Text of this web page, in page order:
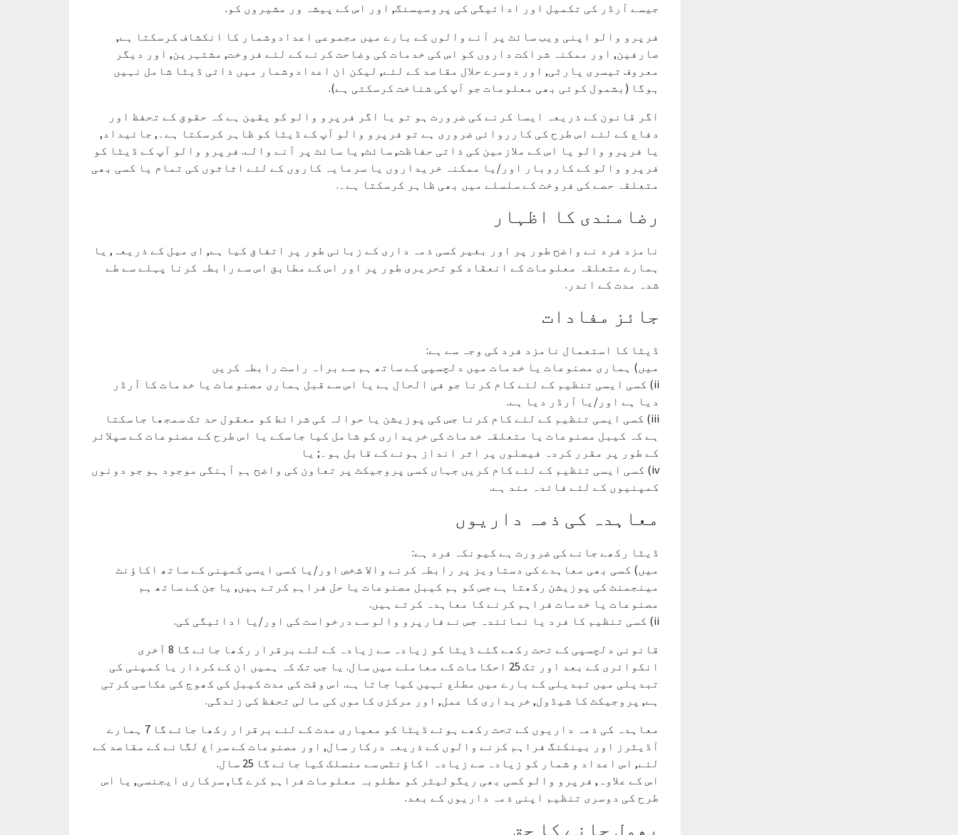
جیسے آرڈر کی تکمیل اور ادائیگی کی پروسیسنگ, اور اس کے پیشہ ور مشیروں کو.
فرپرو والو اپنی ویب سائٹ پر آنے والوں کے بارے میں مجموعی اعدادوشمار کا انکشاف کرسکتا ہے,
صارفین, اور ممکنہ شراکت داروں کو اس کی خدمات کی وضاحت کرنے کے لئے فروخت, مشتہرین, اور دیگر
معروف تیسری پارٹی, اور دوسرے حلال مقاصد کے لئے, لیکن ان اعدادوشمار میں ذاتی ڈیٹا شامل نہیں
ہوگا (بشمول کوئی بھی معلومات جو آپ کی شناخت کرسکتی ہے).
اگر قانون کے ذریعہ ایسا کرنے کی ضرورت ہو تو یا اگر فرپرو والو کو یقین ہے کہ حقوق کے تحفظ اور
دفاع کے لئے اس طرح کی کارروائی ضروری ہے تو فرپرو والو آپ کے ڈیٹا کو ظاہر کرسکتا ہے۔, جائیداد,
یا فرپرو والو یا اس کے ملازمین کی ذاتی حفاظت, سائٹ, یا سائٹ پر آنے والے. فرپرو والو آپ کے ڈیٹا کو
فرپرو والو کے کاروبار اور/یا ممکنہ خریداروں یا سرمایہ کاروں کے لئے اثاثوں کی تمام یا کسی بھی
متعلقہ حصے کی فروخت کے سلسلے میں بھی ظاہر کرسکتا ہے۔.
رضامندی کا اظہار
نامزد فرد نے واضح طور پر اور بغیر کسی ذمہ داری کے زبانی طور پر اتفاق کیا ہے, ای میل کے ذریعہ, یا
ہمارے متعلقہ معلومات کے انعقاد کو تحریری طور پر اور اس کے مطابق اس سے رابطہ کرنا پہلے سے طے
شدہ مدت کے اندر.
جائز مفادات
ڈیٹا کا استعمال نامزد فرد کی وجہ سے ہے:
میں) ہماری مصنوعات یا خدمات میں دلچسپی کے ساتھ ہم سے براہ راست رابطہ کریں
ii) کسی ایسی تنظیم کے لئے کام کرنا جو فی الحال ہے یا اس سے قبل ہماری مصنوعات یا خدمات کا آرڈر
دیا ہے اور/یا آرڈر دیا ہے.
iii) کسی ایسی تنظیم کے لئے کام کرنا جس کی پوزیشن یا حوالہ کی شرائط کو معقول حد تک سمجھا جاسکتا
ہے کہ کیبل مصنوعات یا متعلقہ خدمات کی خریداری کو شامل کیا جاسکے یا اس طرح کے مصنوعات کے سپلائر
کے طور پر مقرر کردہ فیصلوں پر اثر انداز ہونے کے قابل ہو۔; یا
iv) کسی ایسی تنظیم کے لئے کام کریں جہاں کسی پروجیکٹ پر تعاون کی واضح ہم آہنگی موجود ہو جو دونوں
کمپنیوں کے لئے فائدہ مند ہے.
معاہدہ کی ذمہ داریوں
ڈیٹا رکھے جانے کی ضرورت ہے کیونکہ فرد ہے:
میں) کسی بھی معاہدے کی دستاویز پر رابطہ کرنے والا شخص اور/یا کسی ایسی کمپنی کے ساتھ اکاؤنٹ
مینجمنٹ کی پوزیشن رکھتا ہے جس کو ہم کیبل مصنوعات یا حل فراہم کرتے ہیں, یا جن کے ساتھ ہم
مصنوعات یا خدمات فراہم کرنے کا معاہدہ کرتے ہیں.
ii) کسی تنظیم کا فرد یا نمائندہ جس نے فارپرو والو سے درخواست کی اور/یا ادائیگی کی.
قانونی دلچسپی کے تحت رکھے گئے ڈیٹا کو زیادہ سے زیادہ کے لئے برقرار رکھا جائے گا 8 آخری
انکوائری کے بعد اور تک 25 احکامات کے معاملے میں سال. یا جب تک کہ ہمیں ان کے کردار یا کمپنی کی
تبدیلی میں تبدیلی کے بارے میں مطلع نہیں کیا جاتا ہے. اس وقت کی مدت کیبل کی کھوج کی عکاسی کرتی
ہے, پروجیکٹ کا شیڈول, خریداری کا عمل, اور مرکزی کاموں کی مالی تحفظ کی زندگی.
معاہدہ کی ذمہ داریوں کے تحت رکھے ہوئے ڈیٹا کو معیاری مدت کے لئے برقرار رکھا جائے گا 7 ہمارے
آڈیٹرز اور بینکنگ فراہم کرنے والوں کے ذریعہ درکار سال, اور مصنوعات کے سراغ لگانے کے مقاصد کے
لئے, اس اعداد و شمار کو زیادہ سے زیادہ اکاؤنٹس سے منسلک کیا جائے گا 25 سال.
اس کے علاوہ, فرپرو والو کسی بھی ریگولیٹر کو مطلوبہ معلومات فراہم کرے گا, سرکاری ایجنسی, یا اس
طرح کی دوسری تنظیم اپنی ذمہ داریوں کے بعد.
بھول جانے کا حق